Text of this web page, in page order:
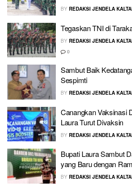
BY REDAKSI JENDELA
Tegaskan TNI di
BY REDAKSI JENDELA
0
Sambut Baik
Sespimti
BY REDAKSI JENDELA
Canangkan Vaksinasi
Laura Turut Divaksin
BY REDAKSI JENDELA
Bupati Laura Sambut
yang Baru dengan
BY REDAKSI JENDELA